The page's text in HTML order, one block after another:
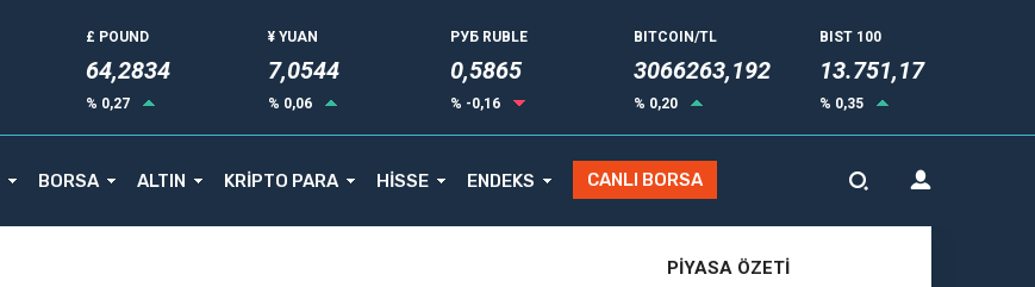
£ POUND
64,2834
% 0,27
¥ YUAN
7,0544
% 0,06
РУБ RUBLE
0,5873
% -0,16
BITCOIN/TL
3066263,192
% 0,20
BIST 100
13.751,17
% 0,35
BORSA ALTIN KRİPTO PARA HİSSE ENDEKS CANLI BORSA
PİYASA ÖZETİ